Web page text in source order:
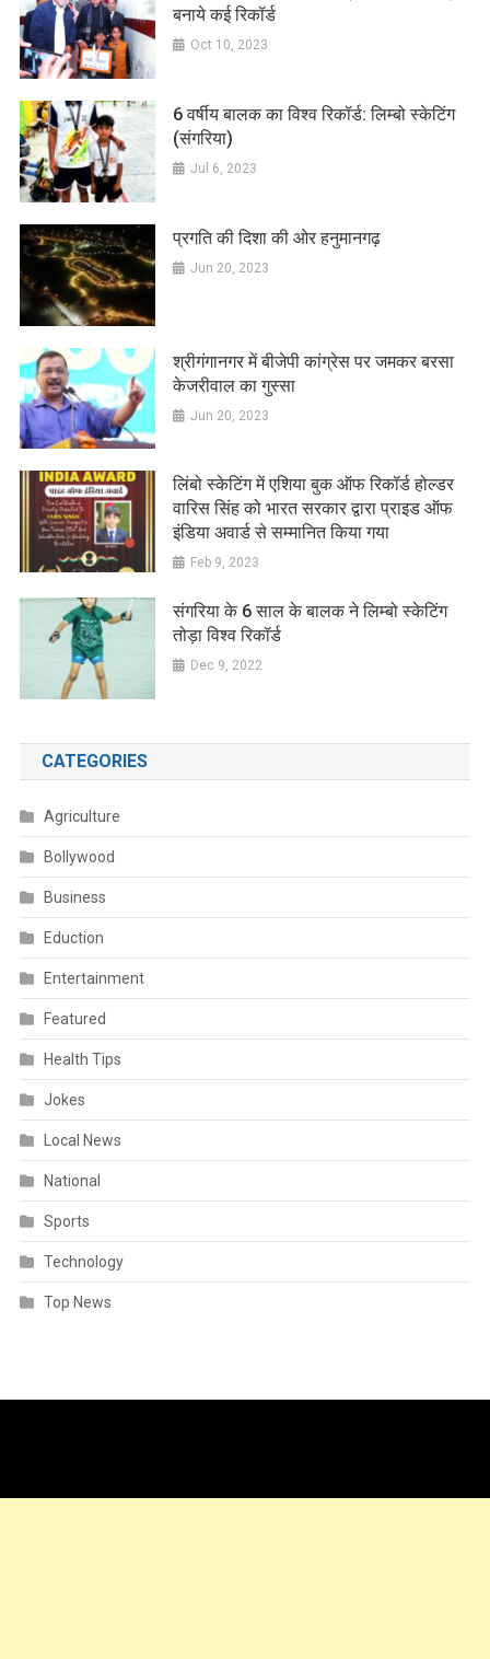
बनाये कई रिकॉर्ड
Oct 10, 2023
6 वर्षीय बालक का विश्व रिकॉर्ड: लिम्बो स्केटिंग
(संगरिया)
Jul 6, 2023
प्रगति की दिशा की ओर हनुमानगढ़
Jun 20, 2023
श्रीगंगानगर में बीजेपी कांग्रेस पर जमकर बरसा
केजरीवाल का गुस्सा
Jun 20, 2023
लिंबो स्केटिंग में एशिया बुक ऑफ रिकॉर्ड होल्डर
वारिस सिंह को भारत सरकार द्वारा प्राइड ऑफ
इंडिया अवार्ड से सम्मानित किया गया
Feb 9, 2023
संगरिया के 6 साल के बालक ने लिम्बो स्केटिंग
तोड़ा विश्व रिकॉर्ड
Dec 9, 2022
CATEGORIES
Agriculture
Bollywood
Business
Eduction
Entertainment
Featured
Health Tips
Jokes
Local News
National
Sports
Technology
Top News